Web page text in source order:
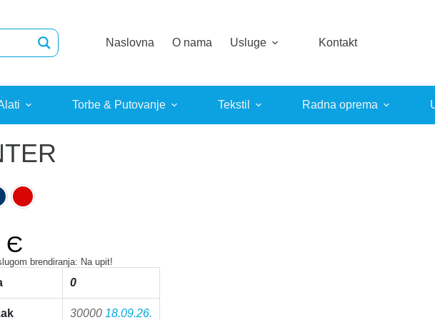
Naslovna
O nama Usluge Kontakt
Torbe & Putovanje Tekstil Radna oprema
Є
brendiranja: Na upit!
0
30000 18.09.26.